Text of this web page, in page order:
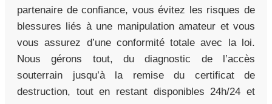
partenaire de confiance, vous évitez les risques de
blessures liés à une manipulation amateur et vous
vous assurez d’une conformité totale avec la loi.
Nous gérons tout, du diagnostic de l’accès
souterrain jusqu’à la remise du certificat de
destruction, tout en restant disponibles 24h/24 et